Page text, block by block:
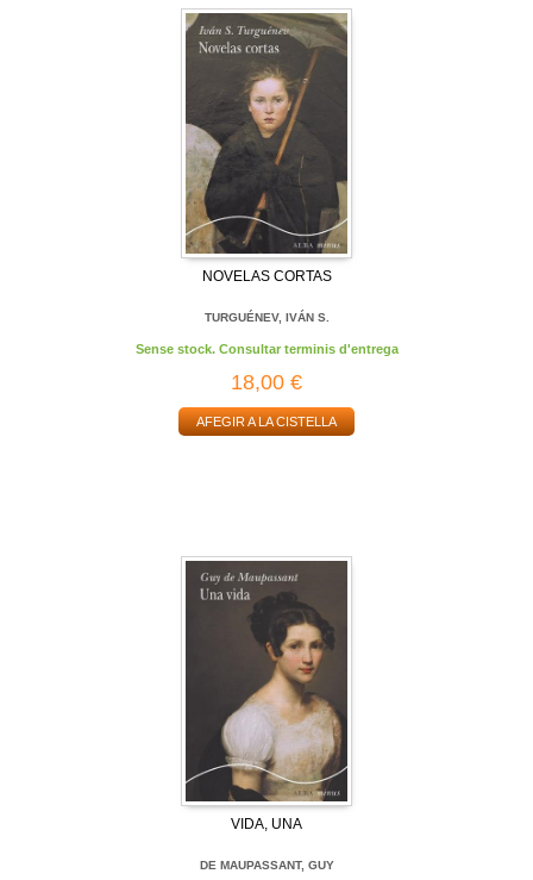
NOVELAS CORTAS
TURGUÉNEV, IVÁN S.
Sense stock. Consultar terminis d'entrega
18,00 €
AFEGIR A LA CISTELLA
VIDA, UNA
DE MAUPASSANT, GUY